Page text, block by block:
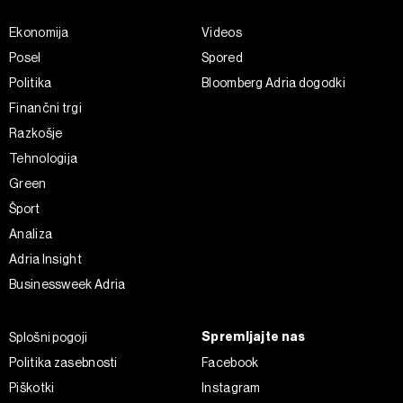
pa vPolitiki piškotkov
Piškotke lahko kadar koli ponovno prilagodite tako, da
kliknete možnost »Prikaži podrobnosti«. Privolitev lahko
kadar koli prekličete brez kakršnih koli posledic.
Ekonomija
Posel
Politika
Finančni trgi
Razkošje
Tehnologija
Green
Šport
Analiza
Adria Insight
Businessweek Adria
Videos
Spored
Bloomberg Adria dogodki
Splošni pogoji
Politika zasebnosti
Piškotki
Spremljajte nas
Facebook
Instagram